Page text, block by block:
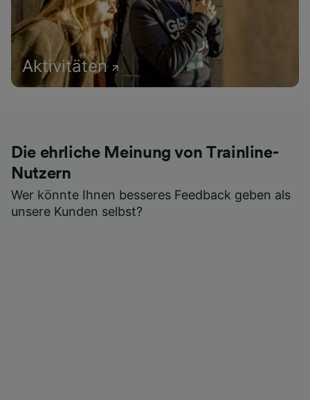
Aktivitäten
Die ehrliche Meinung von Trainline-
Nutzern
Wer könnte Ihnen besseres Feedback geben als
unsere Kunden selbst?